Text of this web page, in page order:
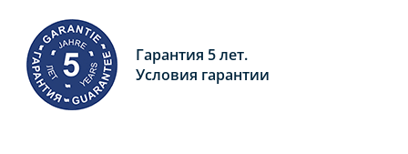
Гарантия 5 лет.
Условия гарантии